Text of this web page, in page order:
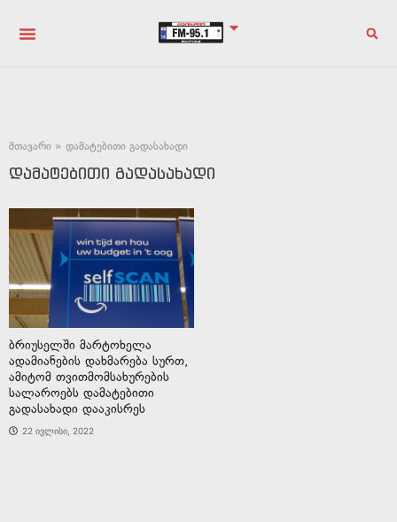
მთავარი » დამატებითი გადასახადი
დამატებითი გადასახადი
ბრიუსელში მარტოხელა
ადამიანების დახმარება სურთ,
ამიტომ თვითმომსახურების
სალაროებს დამატებითი
გადასახადი დააკისრეს
22 ივლისი, 2022